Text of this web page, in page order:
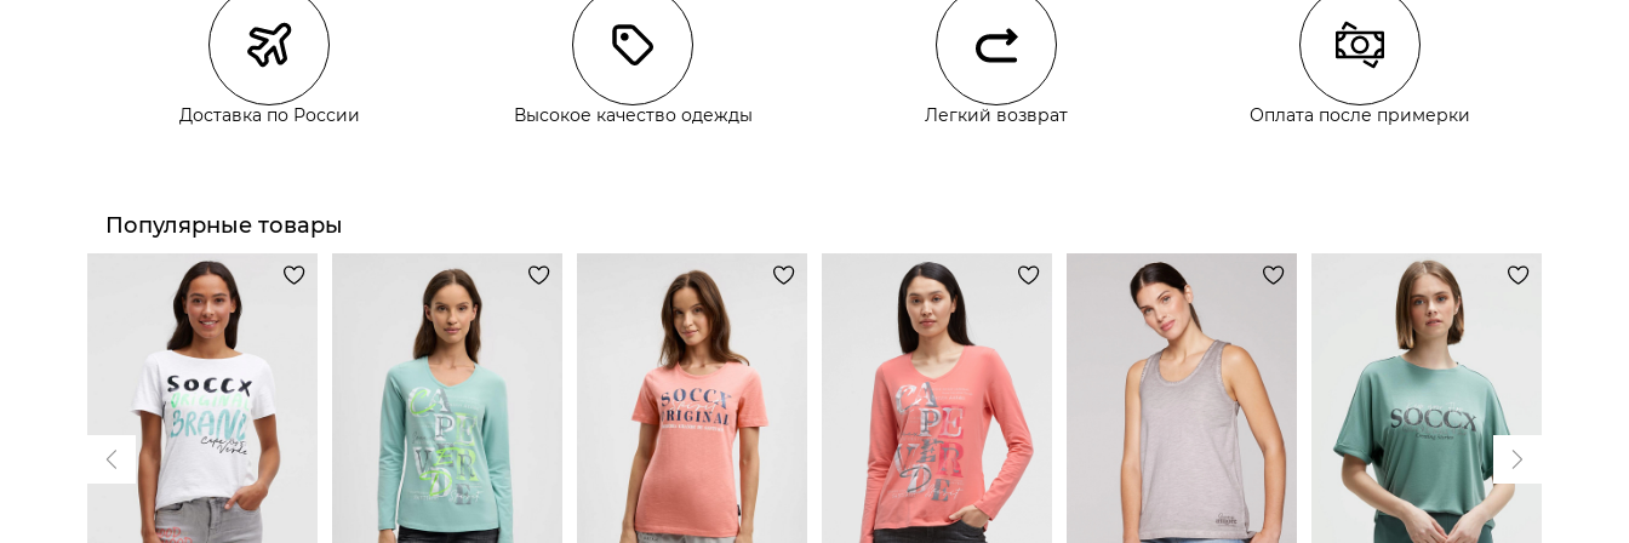
Самовывоз из пункта выдачи СДЭК
Самовывоз из наших магазинов
Доставка по России Высокое качество одежды Легкий возврат Оплата после примерки
Популярные товары